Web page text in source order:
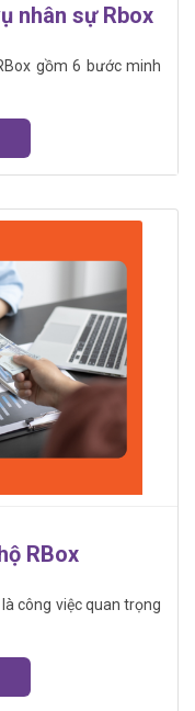
nhân sự Rbox
gồm 6 bước minh
RBox
công việc quan trọng